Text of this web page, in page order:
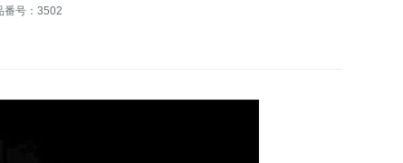
番号：3502